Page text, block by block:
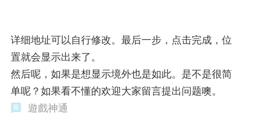
详细地址可以自行修改。最后一步，点击完成，位
置就会显示出来了。
然后呢，如果是想显示境外也是如此。是不是很简
单呢？如果看不懂的欢迎大家留言提出问题噢。
遊戲神通